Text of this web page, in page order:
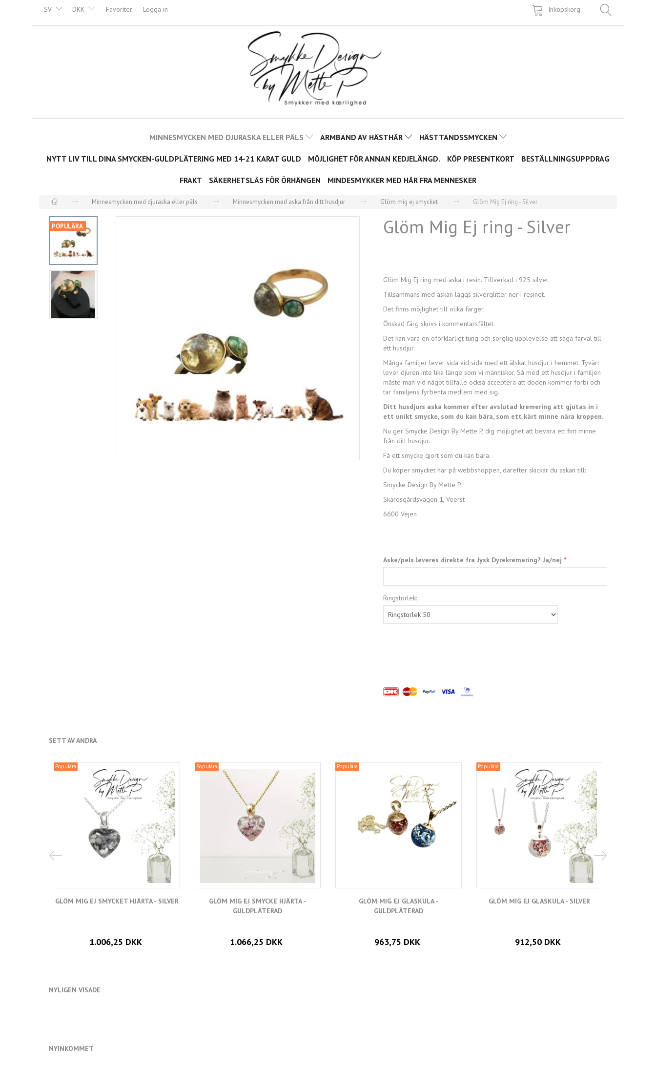
SV DKK Inköpskorg
Favoriter Logga in
MINNESMYCKEN MED DJURASKA ELLER PÄLS ARMBAND AV HÄSTHÅR HÄSTTANDSSMYCKEN
NYTT LIV TILL DINA SMYCKEN-GULDPLÄTERING MED 14-21 KARAT GULD MÖJLIGHET FÖR ANNAN KEDJELÄNGD. KÖP PRESENTKORT BESTÄLLNINGSUPPDRAG
FRAKT SÄKERHETSLÅS FÖR ÖRHÄNGEN MINDESMYKKER MED HÅR FRA MENNESKER
Minnesmycken med djuraska eller päls Minnesmycken med aska från ditt husdjur Glöm mig ej smycket Glöm Mig Ej ring - Silver
POPULÄRA Glöm Mig Ej ring - Silver
Glöm Mig Ej ring med aska i resin. Tillverkad i 925 silver.
Tillsammans med askan läggs silverglitter ner i resinet.
Det finns möjlighet till olika färger.
Önskad färg skrivs i kommentarsfältet.
Det kan vara en oförklarligt tung och sorglig upplevelse att säga farväl till
ett husdjur.
Många familjer lever sida vid sida med ett älskat husdjur i hemmet. Tyvärr
lever djuren inte lika länge som vi människor. Så med ett husdjur i familjen
måste man vid något tillfälle också acceptera att döden kommer förbi och
tar familjens fyrbenta medlem med sig.
Ditt husdjurs aska kommer efter avslutad kremering att gjutas in i
ett unikt smycke, som du kan bära, som ett kärt minne nära kroppen.
Nu ger Smycke Design By Mette P, dig möjlighet att bevara ett fint minne
från ditt husdjur.
Få ett smycke gjort som du kan bära.
Du köper smycket här på webbshoppen, därefter skickar du askan till:
Smycke Design By Mette P
Skärosgårdsvägen 1, Veerst
6600 Vejen
Aske/pels leveres direkte fra Jysk Dyrekremering? Ja/nej
Ringstorlek:
SETT AV ANDRA
Populära
GLÖM MIG EJ SMYCKET HJÄRTA - SILVER
1.006,25 DKK
Populära
GLÖM MIG EJ SMYCKE HJÄRTA -
GULDPLÄTERAD
1.066,25 DKK
Populära
GLÖM MIG EJ GLASKULA -
GULDPLÄTERAD
963,75 DKK
Populära
GLÖM MIG EJ GLASKULA - SILVER
912,50 DKK
NYLIGEN VISADE
NYINKOMMET